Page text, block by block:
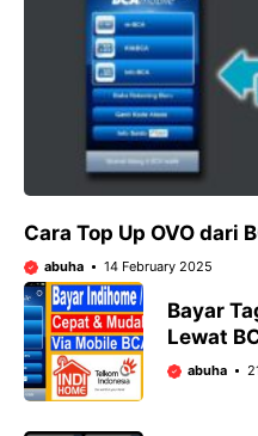
Cara Top Up OVO dari
abuha 14 February 2025
Bayar
Lewat
abuha